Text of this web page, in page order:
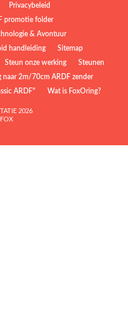
Privacybeleid
promotie folder
& Avontuur
handleiding
Sitemap
Steun onze werking
Steunen
naar 2m/70cm ARDF zender
ARDF" Wat is FoxOring?
2026